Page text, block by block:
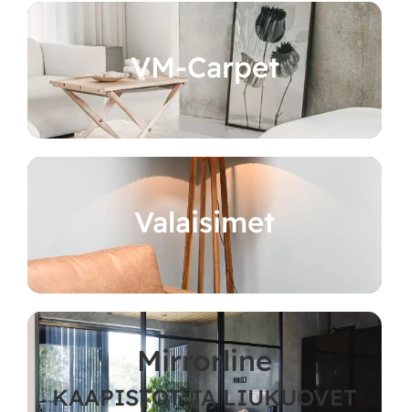
VM-Carpet
Valaisimet
Mirrorline
KAAPISTOT JA LIUKUOVET